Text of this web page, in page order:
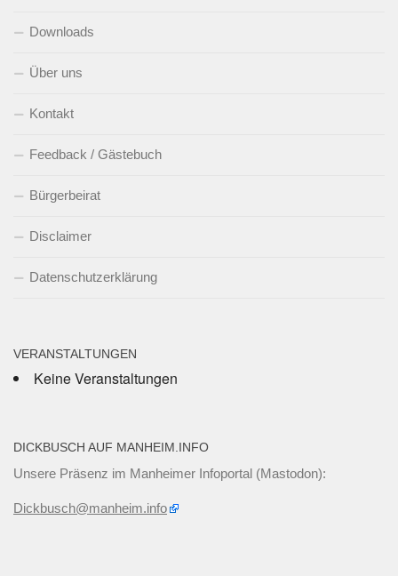
Downloads
Über uns
Kontakt
Feedback / Gästebuch
Bürgerbeirat
Disclaimer
Datenschutzerklärung
VERANSTALTUNGEN
Keine Veranstaltungen
DICKBUSCH AUF MANHEIM.INFO
Unsere Präsenz im Manheimer Infoportal (Mastodon):
Dickbusch@manheim.info